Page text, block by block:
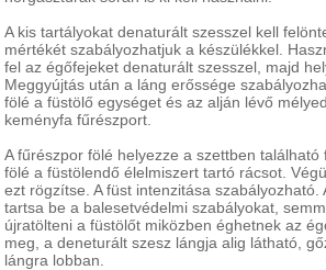
A kis tartályokat denaturált szesszel kell
mértékét szabályozhatjuk a készülékkel.
fel az égőfejeket denaturált szesszel, majd
Meggyújtás után a láng erőssége
fölé a füstölő egységet és az alján lévő
keményfa fűrészport.
A fűrészpor fölé helyezze a szettben
fölé a füstölendő élelmiszert tartó rácsot.
ezt rögzítse. A füst intenzitása szabályozható.
tartsa be a balesetvédelmi szabályokat,
újratölteni a füstölőt miközben éghetnek az
meg, a deneturált szesz lángja alig látható,
lángra lobban.